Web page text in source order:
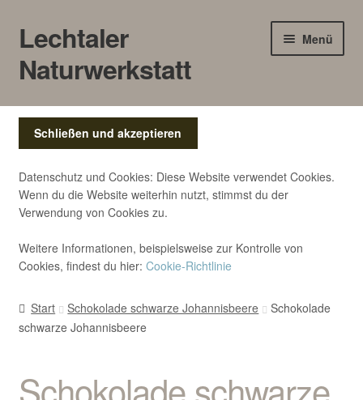
Zur
Navigation
springen
Zum
Inhalt
springen
Lechtaler
Naturwerkstatt
Menü
HOME
BLOG
Touren/Workshops
Gewerbe
SHOP
Datenschutz und Cookies: Diese Website verwendet Cookies.
Wenn du die Website weiterhin nutzt, stimmst du der
Verwendung von Cookies zu.
Weitere Informationen, beispielsweise zur Kontrolle von
Cookies, findest du hier: Cookie-Richtlinie
Start Schokolade schwarze Johannisbeere
Schokolade
schwarze Johannisbeere
Schokolade schwarze